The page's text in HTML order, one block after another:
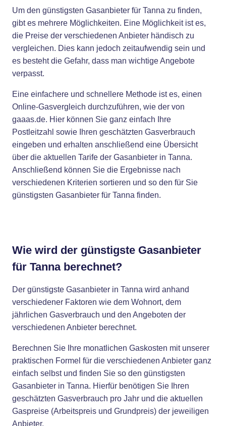
Um den günstigsten Gasanbieter für Tanna zu finden,
gibt es mehrere Möglichkeiten. Eine Möglichkeit ist es,
die Preise der verschiedenen Anbieter händisch zu
vergleichen. Dies kann jedoch zeitaufwendig sein und
es besteht die Gefahr, dass man wichtige Angebote
verpasst.
Eine einfachere und schnellere Methode ist es, einen
Online-Gasvergleich durchzuführen, wie der von
gaaas.de. Hier können Sie ganz einfach Ihre
Postleitzahl sowie Ihren geschätzten Gasverbrauch
eingeben und erhalten anschließend eine Übersicht
über die aktuellen Tarife der Gasanbieter in Tanna.
Anschließend können Sie die Ergebnisse nach
verschiedenen Kriterien sortieren und so den für Sie
günstigsten Gasanbieter für Tanna finden.
Wie wird der günstigste Gasanbieter
für Tanna berechnet?
Der günstigste Gasanbieter in Tanna wird anhand
verschiedener Faktoren wie dem Wohnort, dem
jährlichen Gasverbrauch und den Angeboten der
verschiedenen Anbieter berechnet.
Berechnen Sie Ihre monatlichen Gaskosten mit unserer
praktischen Formel für die verschiedenen Anbieter ganz
einfach selbst und finden Sie so den günstigsten
Gasanbieter in Tanna. Hierfür benötigen Sie Ihren
geschätzten Gasverbrauch pro Jahr und die aktuellen
Gaspreise (Arbeitspreis und Grundpreis) der jeweiligen
Anbieter.